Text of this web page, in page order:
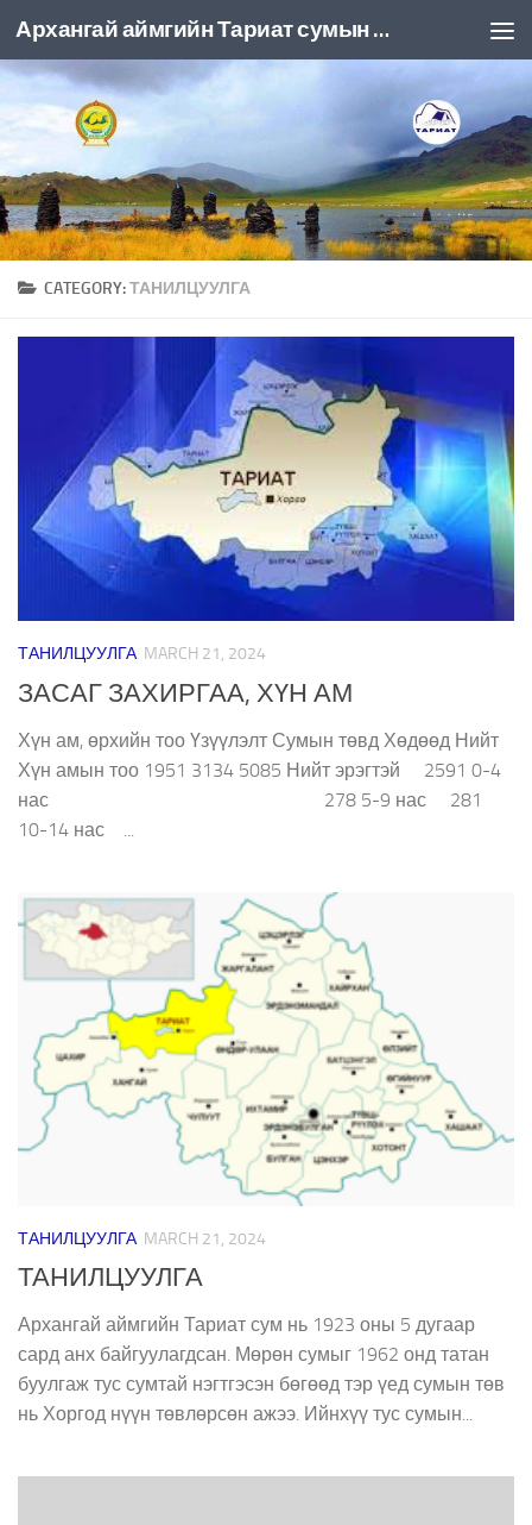
Skip to content Архангай аймгийн Тариат сумын ЗДТГ
CATEGORY:ТАНИЛЦУУЛГА
ТАНИЛЦУУЛГА MARCH 21, 2024
ЗАСАГ ЗАХИРГАА, ХҮН АМ
Хүн ам, өрхийн тоо Үзүүлэлт Сумын төвд Хөдөөд Нийт
Хүн амын тоо 1951 3134 5085 Нийт эрэгтэй 2591 0-4
нас 278 5-9 нас 281
10-14 нас ...
ТАНИЛЦУУЛГА MARCH 21, 2024
ТАНИЛЦУУЛГА
Архангай аймгийн Тариат сум нь 1923 оны 5 дугаар
сард анх байгуулагдсан. Мөрөн сумыг 1962 онд татан
буулгаж тус сумтай нэгтгэсэн бөгөөд тэр үед сумын төв
нь Хоргод нүүн төвлөрсөн ажээ. Ийнхүү тус сумын...